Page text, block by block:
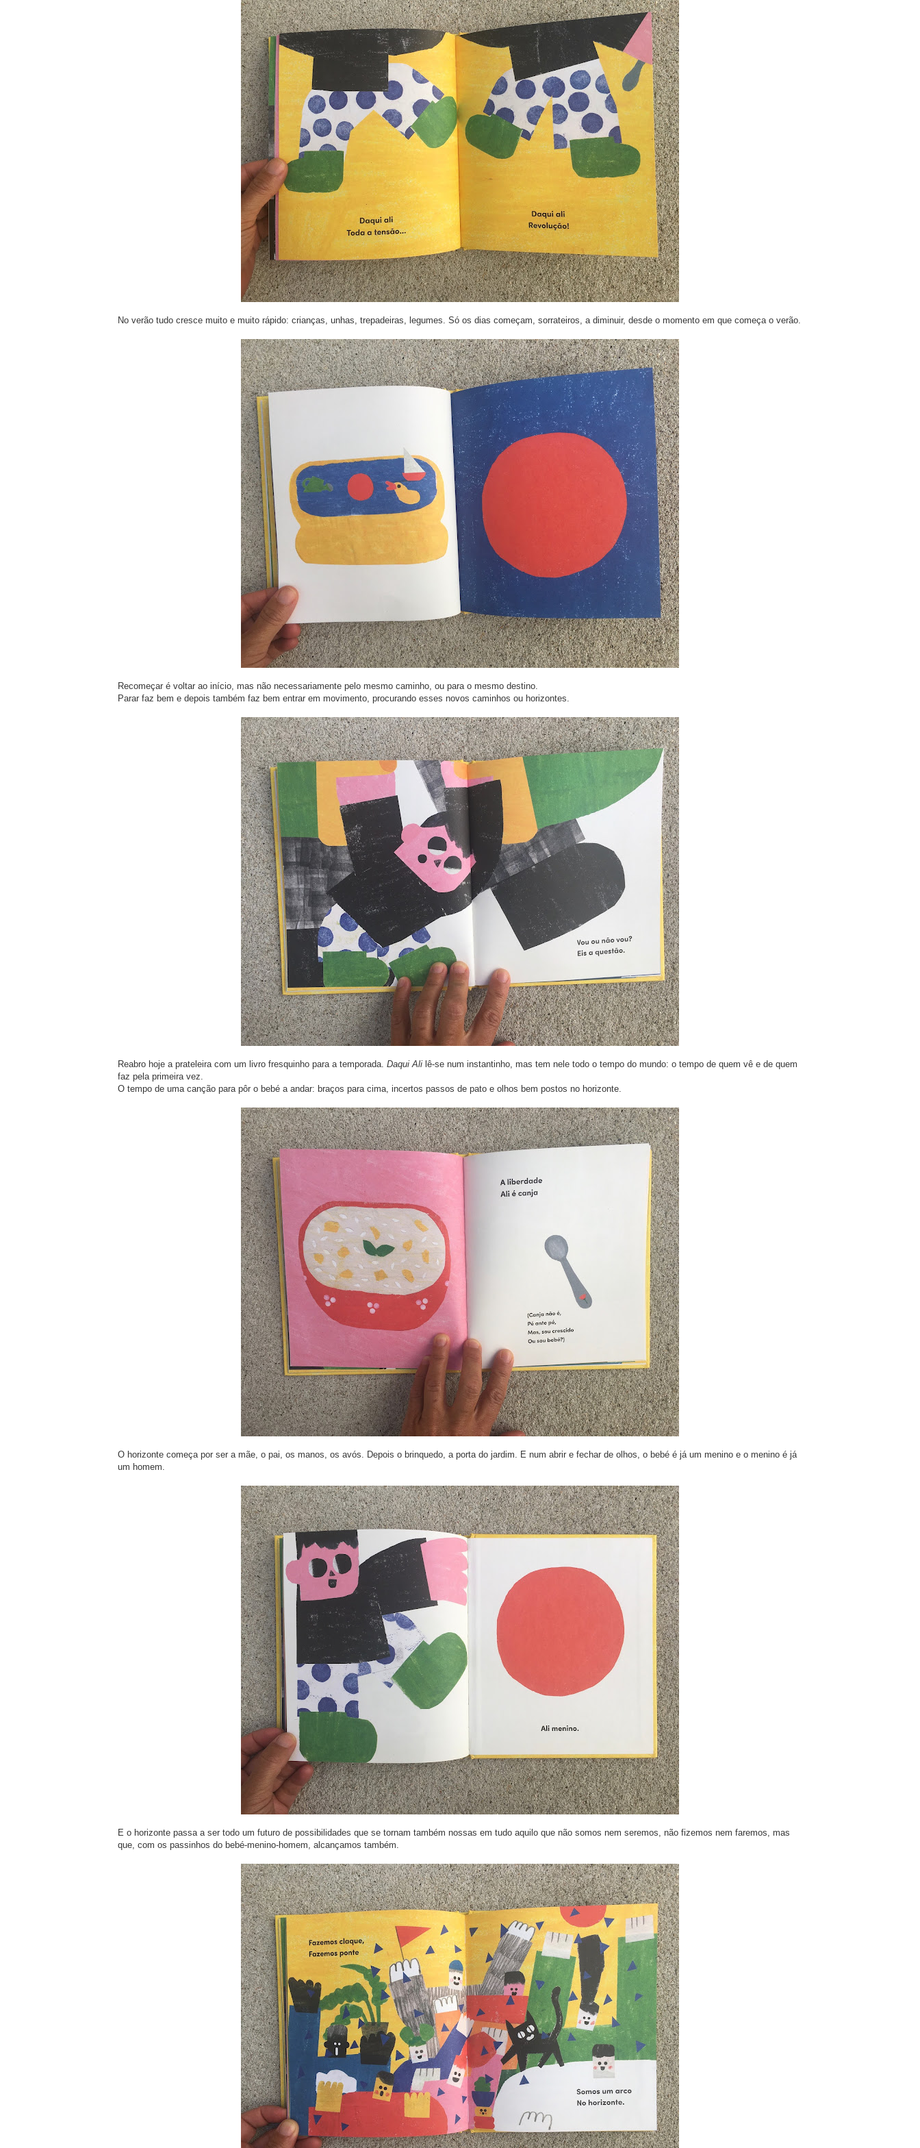
No verão tudo cresce muito e muito rápido: crianças, unhas, trepadeiras, legumes. Só os dias começam, sorrateiros, a diminuir, desde o momento em que começa o verão.
Recomeçar é voltar ao início, mas não necessariamente pelo mesmo caminho, ou para o mesmo destino.
Parar faz bem e depois também faz bem entrar em movimento, procurando esses novos caminhos ou horizontes.
Reabro hoje a prateleira com um livro fresquinho para a temporada. Daqui Ali lê-se num instantinho, mas tem nele todo o tempo do mundo: o tempo de quem vê e de quem
faz pela primeira vez.
O tempo de uma canção para pôr o bebé a andar: braços para cima, incertos passos de pato e olhos bem postos no horizonte.
O horizonte começa por ser a mãe, o pai, os manos, os avós. Depois o brinquedo, a porta do jardim. E num abrir e fechar de olhos, o bebé é já um menino e o menino é já
um homem.
E o horizonte passa a ser todo um futuro de possibilidades que se tornam também nossas em tudo aquilo que não somos nem seremos, não fizemos nem faremos, mas
que, com os passinhos do bebé-menino-homem, alcançamos também.